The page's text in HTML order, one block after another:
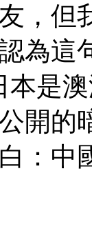
，但
為這
本是
開的
：中